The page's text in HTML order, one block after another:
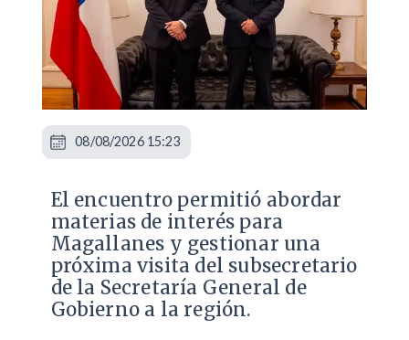
El encuentro permitió abordar
materias de interés para
Magallanes y gestionar una
próxima visita del subsecretario
de la Secretaría General de
Gobierno a la región.
08/08/2026 15:23